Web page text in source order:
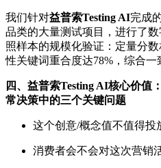
我们针对益普索Testing AI完成
品类的大量测试项目，进行了
照样本的规模化验证：定量分
性关键词重合度达78%，综合一
四、益普索Testing AI核心价值
常决策中的三个关键问题
这个创意/概念值不值得投
消费者会不会对这次营销